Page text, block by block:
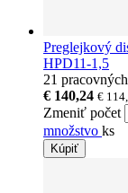
Preglejkový
HPD11-1,5
21
€ 140,24 €
Zmeniť počet
množstvo ks
Kúpiť